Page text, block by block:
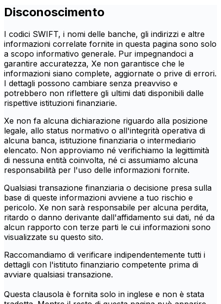
Disconoscimento
I codici SWIFT, i nomi delle banche, gli indirizzi e altre
informazioni correlate fornite in questa pagina sono solo
a scopo informativo generale. Pur impegnandoci a
garantire accuratezza, Xe non garantisce che le
informazioni siano complete, aggiornate o prive di errori.
I dettagli possono cambiare senza preavviso e
potrebbero non riflettere gli ultimi dati disponibili dalle
rispettive istituzioni finanziarie.
Xe non fa alcuna dichiarazione riguardo alla posizione
legale, allo status normativo o all'integrità operativa di
alcuna banca, istituzione finanziaria o intermediario
elencato. Non approviamo né verifichiamo la legittimità
di nessuna entità coinvolta, né ci assumiamo alcuna
responsabilità per l'uso delle informazioni fornite.
Qualsiasi transazione finanziaria o decisione presa sulla
base di queste informazioni avviene a tuo rischio e
pericolo. Xe non sarà responsabile per alcuna perdita,
ritardo o danno derivante dall'affidamento sui dati, né da
alcun rapporto con terze parti le cui informazioni sono
visualizzate su questo sito.
Raccomandiamo di verificare indipendentemente tutti i
dettagli con l'istituto finanziario competente prima di
avviare qualsiasi transazione.
Questa clausola è fornita solo in inglese e non è stata